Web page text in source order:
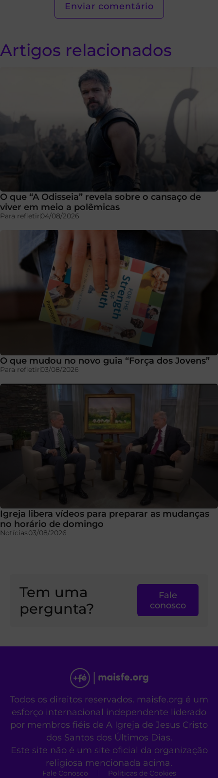
Artigos relacionados
O que “A Odisseia” revela sobre o cansaço de
viver em meio a polêmicas
Para refletir04/08/2026
O que mudou no novo guia “Força dos Jovens”
Para refletir03/08/2026
Igreja libera vídeos para preparar as mudanças
no horário de domingo
Notícias03/08/2026
Tem uma
pergunta?
Fale
conosco
Todos os direitos reservados. maisfe.org é um
esforço internacional independente liderado
por membros fiéis de A Igreja de Jesus Cristo
dos Santos dos Últimos Dias.
Este site não é um site oficial da organização
religiosa mencionada acima.
Fale Conosco Políticas de Cookies